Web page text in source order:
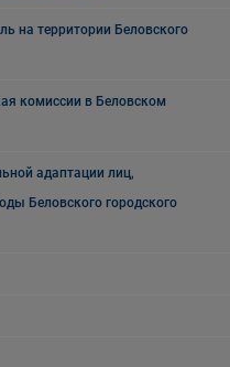
на территории Беловского
комиссии в Беловском
адаптации лиц,
Беловского городского